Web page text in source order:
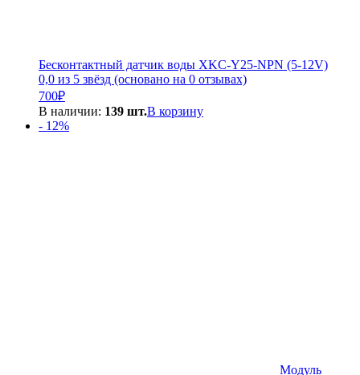
Бесконтактный датчик воды XKC-Y25-NPN (5-12V)
0,0 из 5 звёзд (основано на 0 отзывах)
700₽
В наличии: 139 шт.В корзину
- 12%
Модуль